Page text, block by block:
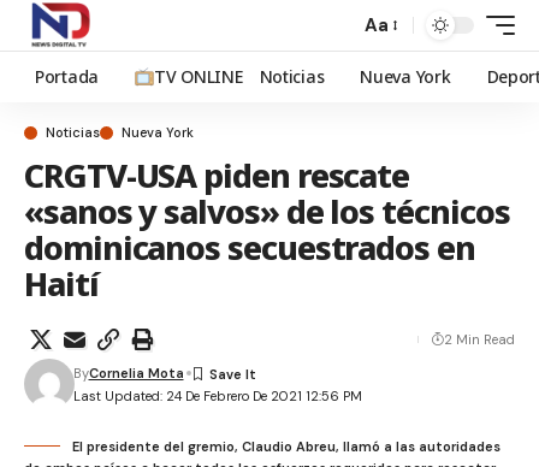
Aa
Portada TV ONLINE Noticias Nueva York
Noticias Nueva York
CRGTV-USA piden rescate
«sanos y salvos» de los técnicos
dominicanos secuestrados en
Haití
Last Updated: 24 De Febrero De 2021 12:56 PM
ByCornelia Mota
2 Min Read
El presidente del gremio, Claudio Abreu, llamó a las autoridades